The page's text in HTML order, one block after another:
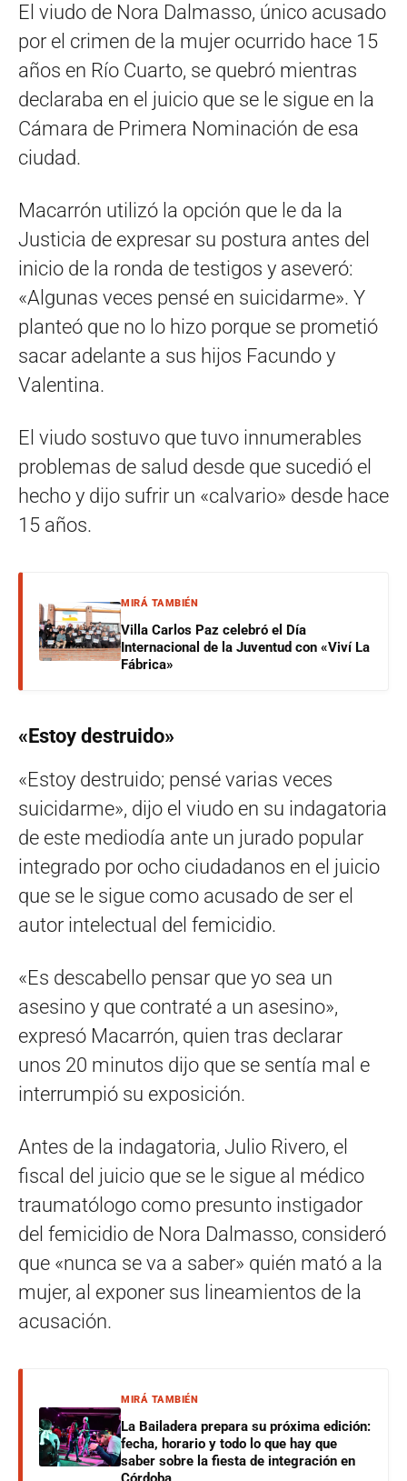
El viudo de Nora Dalmasso, único acusado
por el crimen de la mujer ocurrido hace 15
años en Río Cuarto, se quebró mientras
declaraba en el juicio que se le sigue en la
Cámara de Primera Nominación de esa
ciudad.
Macarrón utilizó la opción que le da la
Justicia de expresar su postura antes del
inicio de la ronda de testigos y aseveró:
«Algunas veces pensé en suicidarme». Y
planteó que no lo hizo porque se prometió
sacar adelante a sus hijos Facundo y
Valentina.
El viudo sostuvo que tuvo innumerables
problemas de salud desde que sucedió el
hecho y dijo sufrir un «calvario» desde hace
15 años.
MIRÁ TAMBIÉN
Villa Carlos Paz celebró el Día
Internacional de la Juventud con «Viví La
Fábrica»
«Estoy destruido»
«Estoy destruido; pensé varias veces
suicidarme», dijo el viudo en su indagatoria
de este mediodía ante un jurado popular
integrado por ocho ciudadanos en el juicio
que se le sigue como acusado de ser el
autor intelectual del femicidio.
«Es descabello pensar que yo sea un
asesino y que contraté a un asesino»,
expresó Macarrón, quien tras declarar
unos 20 minutos dijo que se sentía mal e
interrumpió su exposición.
Antes de la indagatoria, Julio Rivero, el
fiscal del juicio que se le sigue al médico
traumatólogo como presunto instigador
del femicidio de Nora Dalmasso, consideró
que «nunca se va a saber» quién mató a la
mujer, al exponer sus lineamientos de la
acusación.
MIRÁ TAMBIÉN
La Bailadera prepara su próxima edición:
fecha, horario y todo lo que hay que
saber sobre la fiesta de integración en